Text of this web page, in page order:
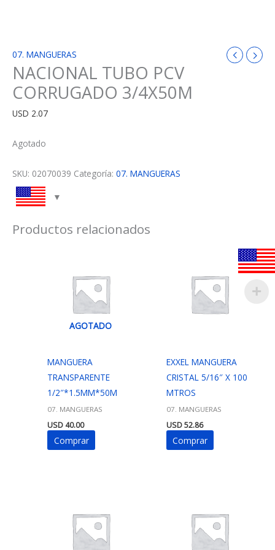
07. MANGUERAS
NACIONAL TUBO PCV
CORRUGADO 3/4X50M
USD 2.07
Agotado
SKU: 02070039 Categoría: 07. MANGUERAS
Productos relacionados
AGOTADO
MANGUERA
TRANSPARENTE
1/2″*1.5MM*50M
07. MANGUERAS
USD 40.00
Comprar
EXXEL MANGUERA
CRISTAL 5/16″ X 100
MTROS
07. MANGUERAS
USD52.86
Comprar